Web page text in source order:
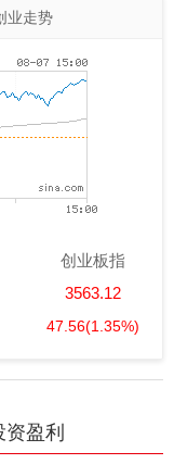
业走势
创业板指
3563.12
47.56(1.35%)
盈利